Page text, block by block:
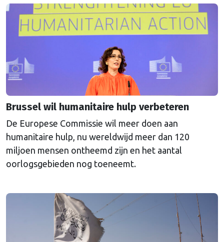
Brussel wil humanitaire hulp verbeteren
De Europese Commissie wil meer doen aan
humanitaire hulp, nu wereldwijd meer dan 120
miljoen mensen ontheemd zijn en het aantal
oorlogsgebieden nog toeneemt.